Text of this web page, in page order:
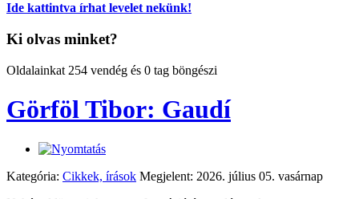
Ide kattintva írhat levelet nekünk!
Ki olvas minket?
Oldalainkat 254 vendég és 0 tag böngészi
Görföl Tibor: Gaudí
Kategória: Cikkek, írások Megjelent: 2026. július 05. vasárnap